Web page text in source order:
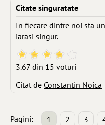
Citate singuratate
In fiecare dintre noi sta
iarasi singur.
3.67 din 15 voturi
Citat de Constantin Noica
Pagini: 1 2 3